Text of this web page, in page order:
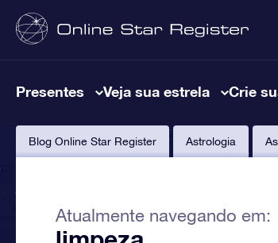
Presentes Veja sua estrela Crie
Blog Online Star Register Astrologia
Atualmente navegando em: